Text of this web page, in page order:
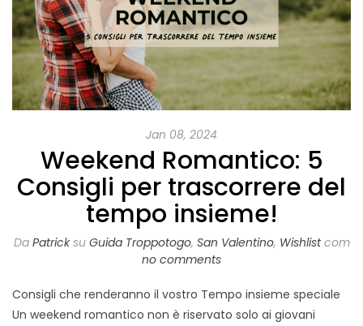
Jan 08, 2024
Weekend Romantico: 5
Consigli per trascorrere del
tempo insieme!
Da Patricksu Guida Troppotogo, San Valentino, Wishlistcom
no comments
Consigli che renderanno il vostro Tempo insieme speciale
Un weekend romantico non è riservato solo ai giovani